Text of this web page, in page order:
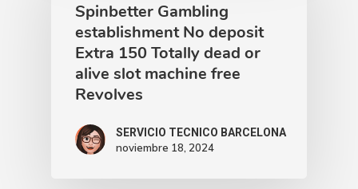
Spinbetter Gambling
establishment No deposit
Extra 150 Totally dead or
alive slot machine free
Revolves
SERVICIO TECNICO BARCELONA
noviembre 18, 2024